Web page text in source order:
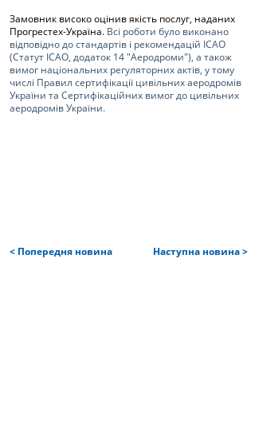
Замовник високо оцінив якість послуг, наданих
Прогрестех-Україна. Всі роботи було виконано
відповідно до стандартів і рекомендацій ICAO
(Статут ICAO, додаток 14 "Аеродроми"), а також
вимог національних регуляторних актів, у тому
числі Правил сертифікації цивільних аеродромів
України та Сертифікаційних вимог до цивільних
аеродромів України.
< Попередня новина Наступна новина >